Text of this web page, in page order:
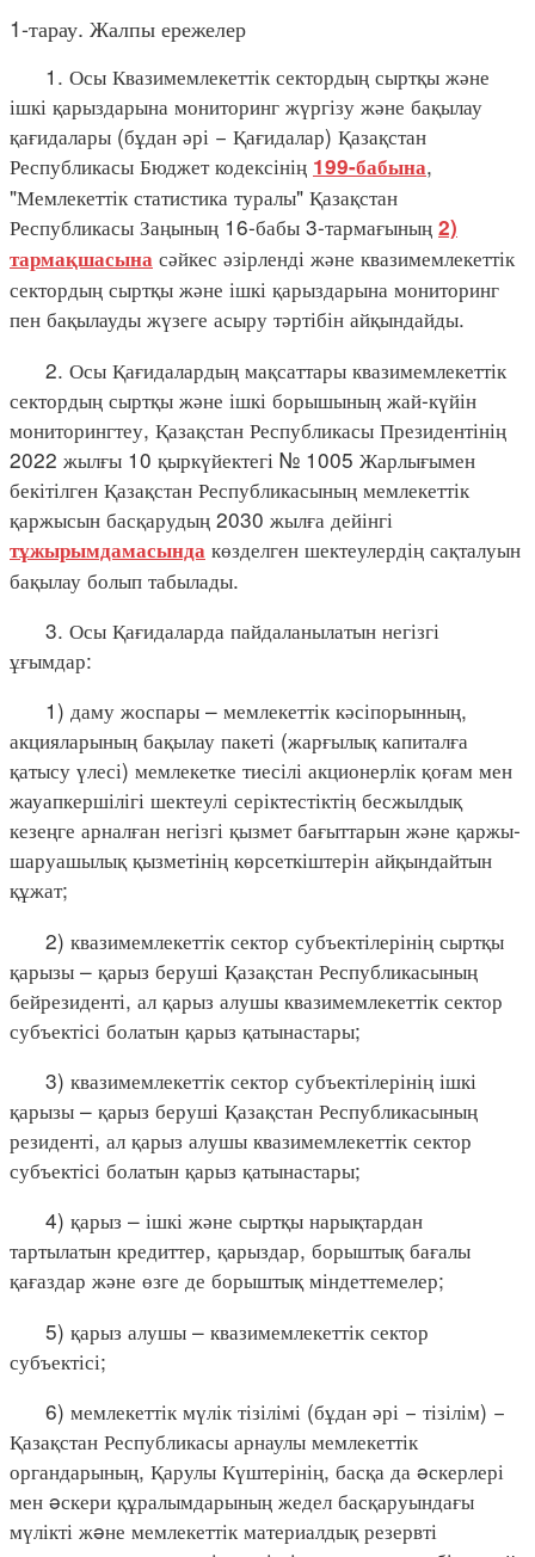
1-тарау. Жалпы ережелер
1. Осы Квазимемлекеттік сектордың сыртқы және
ішкі қарыздарына мониторинг жүргізу және бақылау
қағидалары (бұдан әрі − Қағидалар) Қазақстан
Республикасы Бюджет кодексінің 199-бабына,
"Мемлекеттік статистика туралы" Қазақстан
Республикасы Заңының 16-бабы 3-тармағының 2)
тармақшасына сәйкес әзірленді және квазимемлекеттік
сектордың сыртқы және ішкі қарыздарына мониторинг
пен бақылауды жүзеге асыру тәртібін айқындайды.
2. Осы Қағидалардың мақсаттары квазимемлекеттік
сектордың сыртқы және ішкі борышының жай-күйін
мониторингтеу, Қазақстан Республикасы Президентінің
2022 жылғы 10 қыркүйектегі № 1005 Жарлығымен
бекітілген Қазақстан Республикасының мемлекеттік
қаржысын басқарудың 2030 жылға дейінгі
тұжырымдамасында көзделген шектеулердің сақталуын
бақылау болып табылады.
3. Осы Қағидаларда пайдаланылатын негізгі
ұғымдар:
1) даму жоспары – мемлекеттік кәсіпорынның,
акцияларының бақылау пакеті (жарғылық капиталға
қатысу үлесі) мемлекетке тиесілі акционерлік қоғам мен
жауапкершілігі шектеулі серіктестіктің бесжылдық
кезеңге арналған негізгі қызмет бағыттарын және қаржы-
шаруашылық қызметінің көрсеткіштерін айқындайтын
құжат;
2) квазимемлекеттік сектор субъектілерінің сыртқы
қарызы – қарыз беруші Қазақстан Республикасының
бейрезиденті, ал қарыз алушы квазимемлекеттік сектор
субъектісі болатын қарыз қатынастары;
3) квазимемлекеттік сектор субъектілерінің ішкі
қарызы – қарыз беруші Қазақстан Республикасының
резиденті, ал қарыз алушы квазимемлекеттік сектор
субъектісі болатын қарыз қатынастары;
4) қарыз – ішкі және сыртқы нарықтардан
тартылатын кредиттер, қарыздар, борыштық бағалы
қағаздар және өзге де борыштық міндеттемелер;
5) қарыз алушы – квазимемлекеттік сектор
субъектісі;
6) мемлекеттік мүлік тізілімі (бұдан әрі − тізілім) −
Қазақстан Республикасы арнаулы мемлекеттік
органдарының, Қарулы Күштерінің, басқа да əскерлері
мен əскери құралымдарының жедел басқаруындағы
мүлікті жəне мемлекеттік материалдық резервті